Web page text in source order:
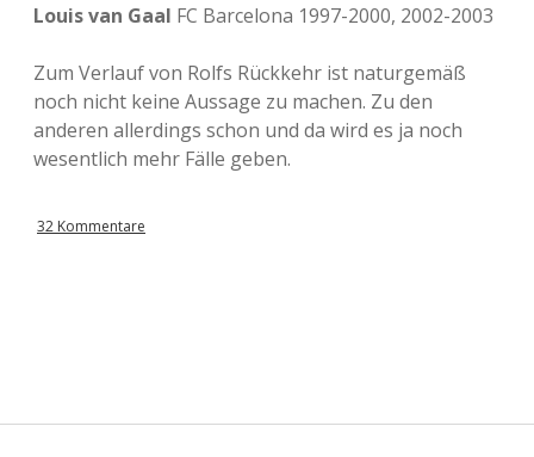
Louis van Gaal FC Barcelona 1997-2000, 2002-2003
Zum Verlauf von Rolfs Rückkehr ist naturgemäß
noch nicht keine Aussage zu machen. Zu den
anderen allerdings schon und da wird es ja noch
wesentlich mehr Fälle geben.
32 Kommentare